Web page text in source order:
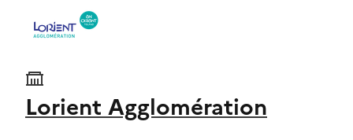
Lorient Agglomération